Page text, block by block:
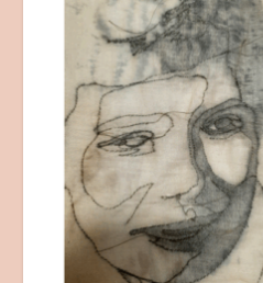
Ausstellungen
Themenwelten
Objekt und Raum
Bild und
Antependium
Werkstattverkauf